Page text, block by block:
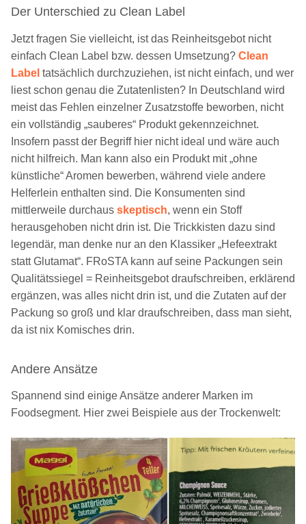
Der Unterschied zu Clean Label
Jetzt fragen Sie vielleicht, ist das Reinheitsgebot nicht
einfach Clean Label bzw. dessen Umsetzung? Clean
Label tatsächlich durchzuziehen, ist nicht einfach, und wer
liest schon genau die Zutatenlisten? In Deutschland wird
meist das Fehlen einzelner Zusatzstoffe beworben, nicht
ein vollständig „sauberes“ Produkt gekennzeichnet.
Insofern passt der Begriff hier nicht ideal und wäre auch
nicht hilfreich. Man kann also ein Produkt mit „ohne
künstliche“ Aromen bewerben, während viele andere
Helferlein enthalten sind. Die Konsumenten sind
mittlerweile durchaus skeptisch, wenn ein Stoff
herausgehoben nicht drin ist. Die Trickkisten dazu sind
legendär, man denke nur an den Klassiker „Hefeextrakt
statt Glutamat“. FRoSTA kann auf seine Packungen sein
Qualitätssiegel = Reinheitsgebot draufschreiben, erklärend
ergänzen, was alles nicht drin ist, und die Zutaten auf der
Packung so groß und klar draufschreiben, dass man sieht,
da ist nix Komisches drin.
Andere Ansätze
Spannend sind einige Ansätze anderer Marken im
Foodsegment. Hier zwei Beispiele aus der Trockenwelt: